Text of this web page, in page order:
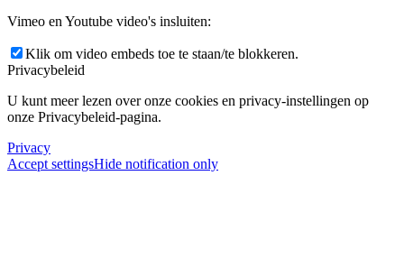
Vimeo en Youtube video's insluiten:
Klik om video embeds toe te staan/te blokkeren.
Privacybeleid
U kunt meer lezen over onze cookies en privacy-instellingen op
onze Privacybeleid-pagina.
Privacy
Accept settingsHide notification only